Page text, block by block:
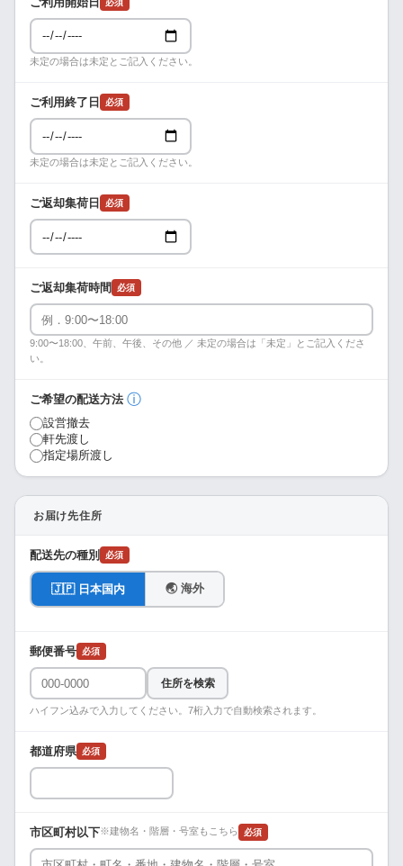
未定の場合は未定とご記入ください。
ご利用終了日 必須
未定の場合は未定とご記入ください。
ご返却集荷日 必須
ご返却集荷時間 必須
9:00〜18:00、午前、午後、その他 ／ 未定の場合は「未定」とご記入くださ
い。
ご希望の配送方法 ⓘ
設営撤去
軒先渡し
指定場所渡し
お届け先住所
配送先の種別 必須
🇯🇵 日本国内 🌏 海外
郵便番号 必須
住所を検索
ハイフン込みで入力してください。7桁入力で自動検索されます。
都道府県 必須
市区町村以下※建物名・階層・号室もこちら 必須